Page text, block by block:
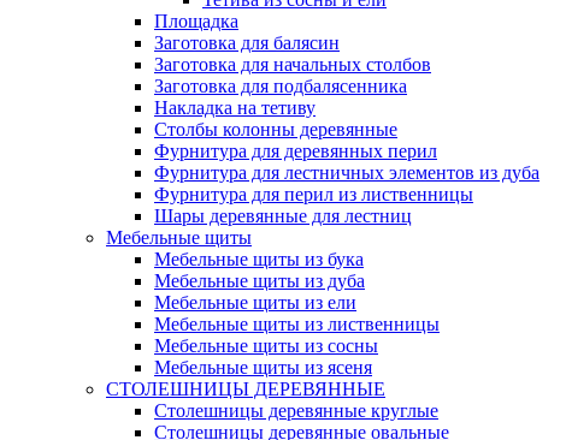
Площадка
Заготовка для балясин
Заготовка для начальных столбов
Заготовка для подбалясенника
Накладка на тетиву
Столбы колонны деревянные
Фурнитура для деревянных перил
Фурнитура для лестничных элементов из дуба
Фурнитура для перил из лиственницы
Шары деревянные для лестниц
Мебельные щиты
Мебельные щиты из бука
Мебельные щиты из дуба
Мебельные щиты из ели
Мебельные щиты из лиственницы
Мебельные щиты из сосны
Мебельные щиты из ясеня
СТОЛЕШНИЦЫ ДЕРЕВЯННЫЕ
Столешницы деревянные круглые
Столешницы деревянные овальные